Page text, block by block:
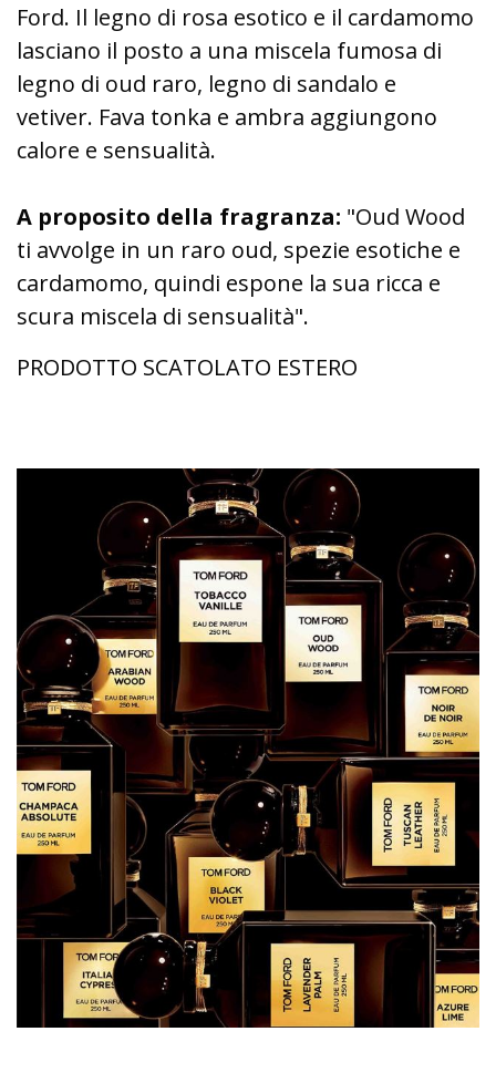
Ford. Il legno di rosa esotico e il cardamomo
lasciano il posto a una miscela fumosa di
legno di oud raro, legno di sandalo e
vetiver. Fava tonka e ambra aggiungono
calore e sensualità.
A proposito della fragranza: "Oud Wood
ti avvolge in un raro oud, spezie esotiche e
cardamomo, quindi espone la sua ricca e
scura miscela di sensualità".
PRODOTTO SCATOLATO ESTERO